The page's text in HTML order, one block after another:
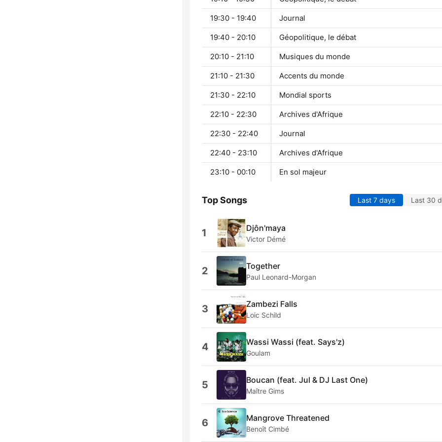
19:30 - 19:40 Journal
19:40 - 20:10 Géopolitique, le débat
20:10 - 21:10 Musiques du monde
21:10 - 21:30 Accents du monde
21:30 - 22:10 Mondial sports
22:10 - 22:30 Archives d'Afrique
22:30 - 22:40 Journal
22:40 - 23:10 Archives d'Afrique
23:10 - 00:10 En sol majeur
Top Songs Last 7 days Last 30
1 Djôn'maya
Victor Démé
2 Together
Paul Leonard-Morgan
3 Zambezi Falls
Loic Schild
4 Wassi Wassi (feat. Says'z)
Goulam
5 Boucan (feat. Jul & DJ Last One)
Maître Gims
6 Mangrove Threatened
Benoît Cimbé